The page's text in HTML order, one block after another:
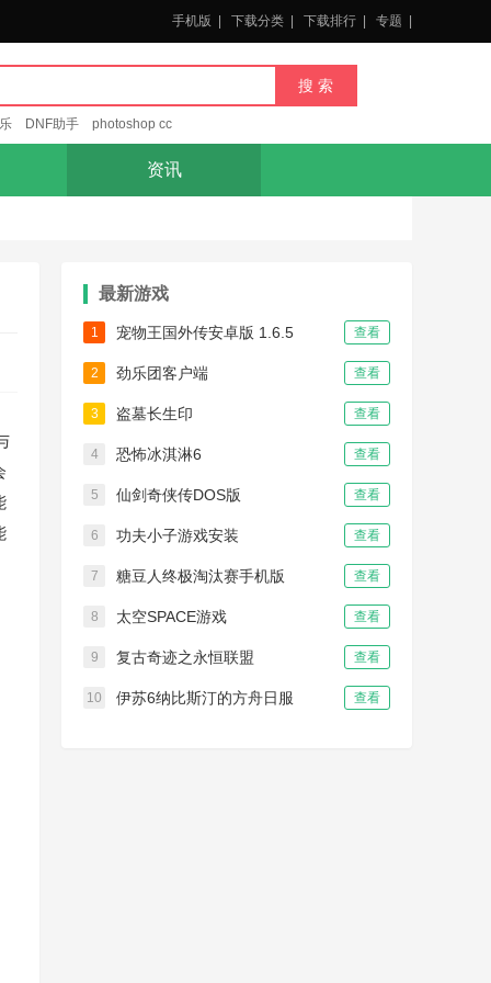
手机版 下载分类 下载排行 专题
DNF助手 photoshop cc
资讯
最新游戏
1 宠物王国外传安卓版 1.6.5 查看
2 劲乐团客户端 查看
3 盗墓长生印 查看
4 恐怖冰淇淋6 查看
5 仙剑奇侠传DOS版 查看
6 功夫小子游戏安装 查看
7 糖豆人终极淘汰赛手机版 查看
8 太空SPACE游戏 查看
9 复古奇迹之永恒联盟 查看
10 伊苏6纳比斯汀的方舟日服 查看